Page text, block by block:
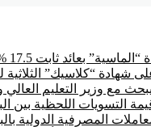
بعائد ثابت 17.5 % سنوياً
“كلاسيك” الثلاثية لـ 17.85
مع وزير التعليم العالي
المصرفية الدولية